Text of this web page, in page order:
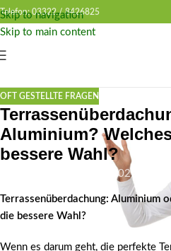
Skip to navigation
Skip to main content
Telefon: 03322 /8426825
OFT GESTELLTE FRAGEN
Aluminium?
bessere Wahl?
Februar 9, 2024 On
Terrassenüberdachung: Aluminium
die bessere Wahl?
Wenn es darum geht, die perfekte